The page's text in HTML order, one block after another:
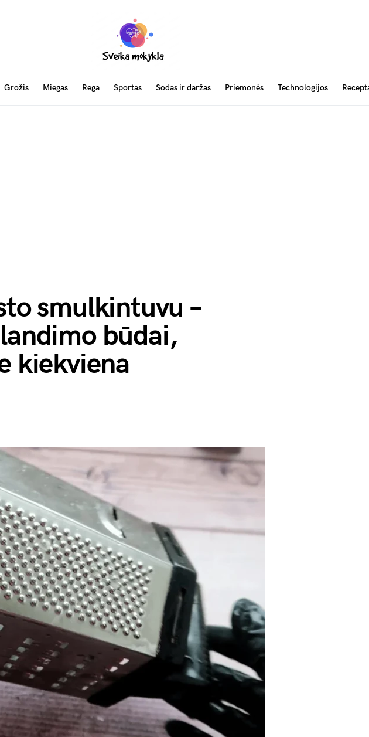
Grožis Miegas Rega Sportas Sodas ir daržas Priemonės Technologijos
smulkintuvu –
būdai,
kiekviena